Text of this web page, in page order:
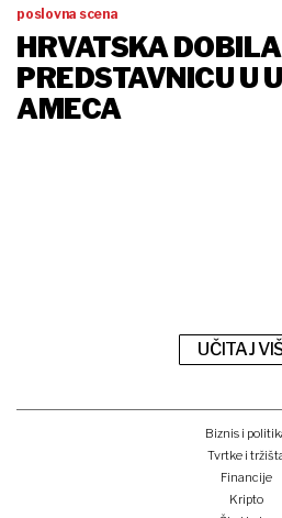
poslovna scena
HRVATSKA
PREDSTAVNICU U
AMECA
UČITAJ
Biznis i
Tvrtke i
Financije
Kripto